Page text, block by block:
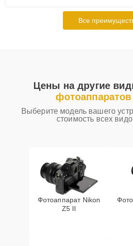
Все
Цены на другие
Выберите модель вашего
стоимость всех
Фотоаппарат Nikon
Z5 II